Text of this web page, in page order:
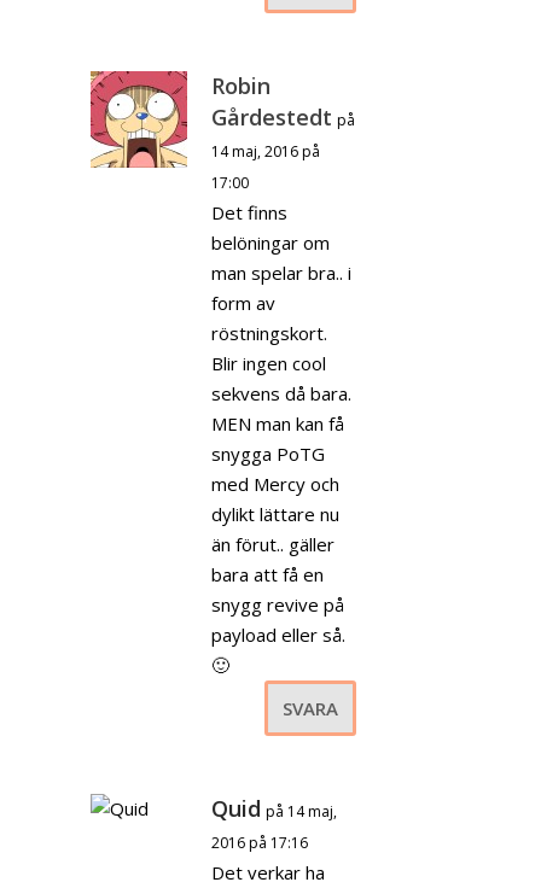
Robin
Gårdestedt på
14 maj, 2016 på
17:00
Det finns
belöningar om
man spelar bra.. i
form av
röstningskort.
Blir ingen cool
sekvens då bara.
MEN man kan få
snygga PoTG
med Mercy och
dylikt lättare nu
än förut.. gäller
bara att få en
snygg revive på
payload eller så.
🙂
SVARA
Quid på 14 maj,
2016 på 17:16
Det verkar ha